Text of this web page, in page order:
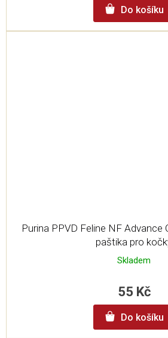
Do košíku
Purina PPVD Feline NF Advance
paštika pro
Skladem
55 Kč
Do košíku